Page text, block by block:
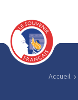
Accueil